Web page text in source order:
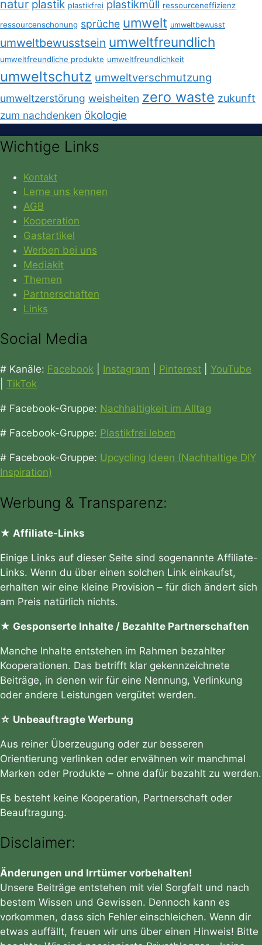
natur plastik plastikfrei plastikmüll ressourceneffizienz
ressourcenschonung sprüche umwelt umweltbewusst
umweltbewusstsein umweltfreundlich
umweltfreundliche produkte umweltfreundlichkeit
umweltschutz umweltverschmutzung
umweltzerstörung weisheiten zero waste zukunft
zum nachdenken ökologie
Wichtige Links
Kontakt
Lerne uns kennen
AGB
Kooperation
Gastartikel
Werben bei uns
Mediakit
Themen
Partnerschaften
Links
Social Media
# Kanäle: Facebook Instagram Pinterest
YouTube
TikTok
# Facebook-Gruppe: Nachhaltigkeit im Alltag
# Facebook-Gruppe: Plastikfrei leben
# Facebook-Gruppe: Upcycling Ideen (Nachhaltige DIY
Inspiration)
Werbung & Transparenz:
★ Affiliate-Links
Einige Links auf dieser Seite sind sogenannte Affiliate-
Links. Wenn du über einen solchen Link einkaufst,
erhalten wir eine kleine Provision – für dich ändert sich
am Preis natürlich nichts.
★ Gesponserte Inhalte / Bezahlte Partnerschaften
Manche Inhalte entstehen im Rahmen bezahlter
Kooperationen. Das betrifft klar gekennzeichnete
Beiträge, in denen wir für eine Nennung, Verlinkung
oder andere Leistungen vergütet werden.
☆ Unbeauftragte Werbung
Aus reiner Überzeugung oder zur besseren
Orientierung verlinken oder erwähnen wir manchmal
Marken oder Produkte – ohne dafür bezahlt zu werden.
Es besteht keine Kooperation, Partnerschaft oder
Beauftragung.
Disclaimer:
Änderungen und Irrtümer vorbehalten!
Unsere Beiträge entstehen mit viel Sorgfalt und nach
bestem Wissen und Gewissen. Dennoch kann es
vorkommen, dass sich Fehler einschleichen. Wenn dir
etwas auffällt, freuen wir uns über einen Hinweis! Bitte